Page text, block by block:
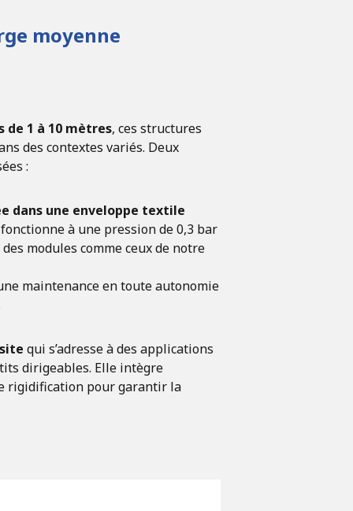
moyenne
de 1 à 10 mètres, ces structures
des contextes variés. Deux
:
dans une enveloppe textile
à une pression de 0,3 bar
modules comme ceux de notre
maintenance en toute autonomie
qui s’adresse à des applications
dirigeables. Elle intègre
rigidification pour garantir la